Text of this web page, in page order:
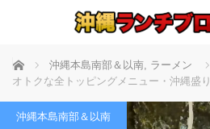
ホーム 沖縄本島南部＆以南, ラーメン
オトクな全トッピングメニュー・沖縄盛り
沖縄本島南部＆以南